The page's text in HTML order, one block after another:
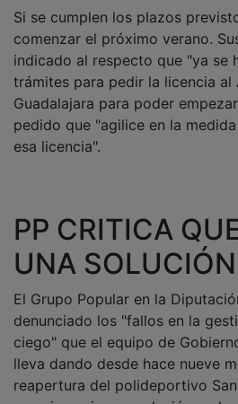
comenzar el próximo verano.
indicado al respecto que "ya se
trámites para pedir la licencia al
Guadalajara para poder
pedido que "agilice en la
esa licencia".
PP CRITICA
UNA SOLUCIÓN
denunciado los "fallos en la
ciego" que el equipo de
lleva dando desde hace nueve
reapertura del polideportivo
que sigue sin una solución real